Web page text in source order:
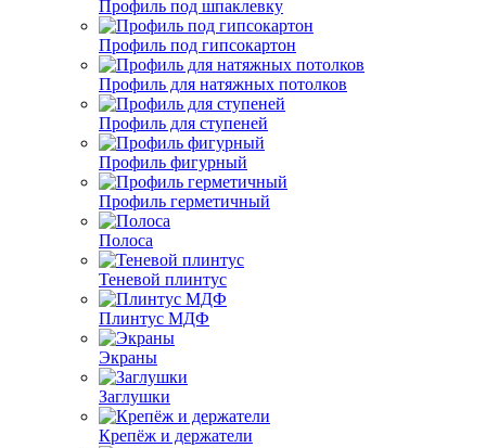
Профиль под шпаклевку
Профиль под гипсокартон
Профиль для натяжных потолков
Профиль для ступеней
Профиль фигурный
Профиль герметичный
Полоса
Теневой плинтус
Плинтус МДФ
Экраны
Заглушки
Крепёж и держатели